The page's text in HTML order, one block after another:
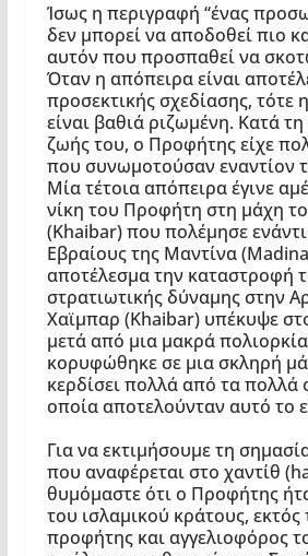
Ίσως η περιγραφή “ένας
δεν μπορεί να αποδοθεί πιο
αυτόν που προσπαθεί να
Όταν η απόπειρα είναι
προσεκτικής σχεδίασης, τότε
είναι βαθιά ριζωμένη. Κατά τη
ζωής του, ο Προφήτης είχε
που συνωμοτούσαν εναντίον
Μία τέτοια απόπειρα έγινε
νίκη του Προφήτη στη μάχη
(Khaibar) που πολέμησε
Εβραίους της Μαντίνα
αποτέλεσμα την καταστροφή
στρατιωτικής δύναμης στην
Χαϊμπαρ (Khaibar) υπέκυψε
μετά από μια μακρά
κορυφώθηκε σε μια σκληρή
κερδίσει πολλά από τα
οποία αποτελούνταν αυτό το
Για να εκτιμήσουμε τη
που αναφέρεται στο χαντίθ
θυμόμαστε ότι ο Προφήτης
του ισλαμικού κράτους, εκτός
προφήτης και αγγελιοφόρος